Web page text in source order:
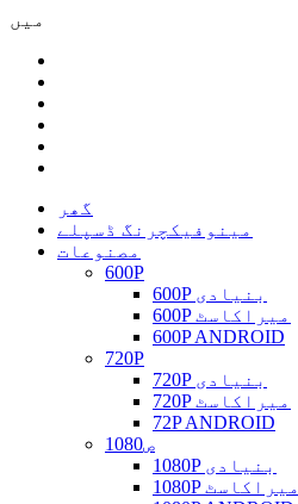
میں
گھر
مینوفیکچرنگ ڈسپلے
مصنوعات
600P
600P بنیادی
600P میراکاسٹ
600P ANDROID
720P
720P بنیادی
720P میراکاسٹ
72P ANDROID
1080ص
1080P بنیادی
1080P میراکاسٹ